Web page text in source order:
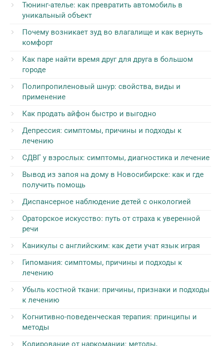
Тюнинг-ателье: как превратить автомобиль в
уникальный объект
Почему возникает зуд во влагалище и как вернуть
комфорт
Как паре найти время друг для друга в большом
городе
Полипропиленовый шнур: свойства, виды и
применение
Как продать айфон быстро и выгодно
Депрессия: симптомы, причины и подходы к
лечению
СДВГ у взрослых: симптомы, диагностика и лечение
Вывод из запоя на дому в Новосибирске: как и где
получить помощь
Диспансерное наблюдение детей с онкологией
Ораторское искусство: путь от страха к уверенной
речи
Каникулы с английским: как дети учат язык играя
Гипомания: симптомы, причины и подходы к
лечению
Убыль костной ткани: причины, признаки и подходы
к лечению
Когнитивно-поведенческая терапия: принципы и
методы
Кодирование от наркомании: методы,